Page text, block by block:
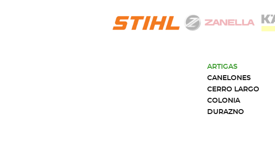
ARTIGAS
CANELONES
CERRO LARGO
COLONIA
DURAZNO